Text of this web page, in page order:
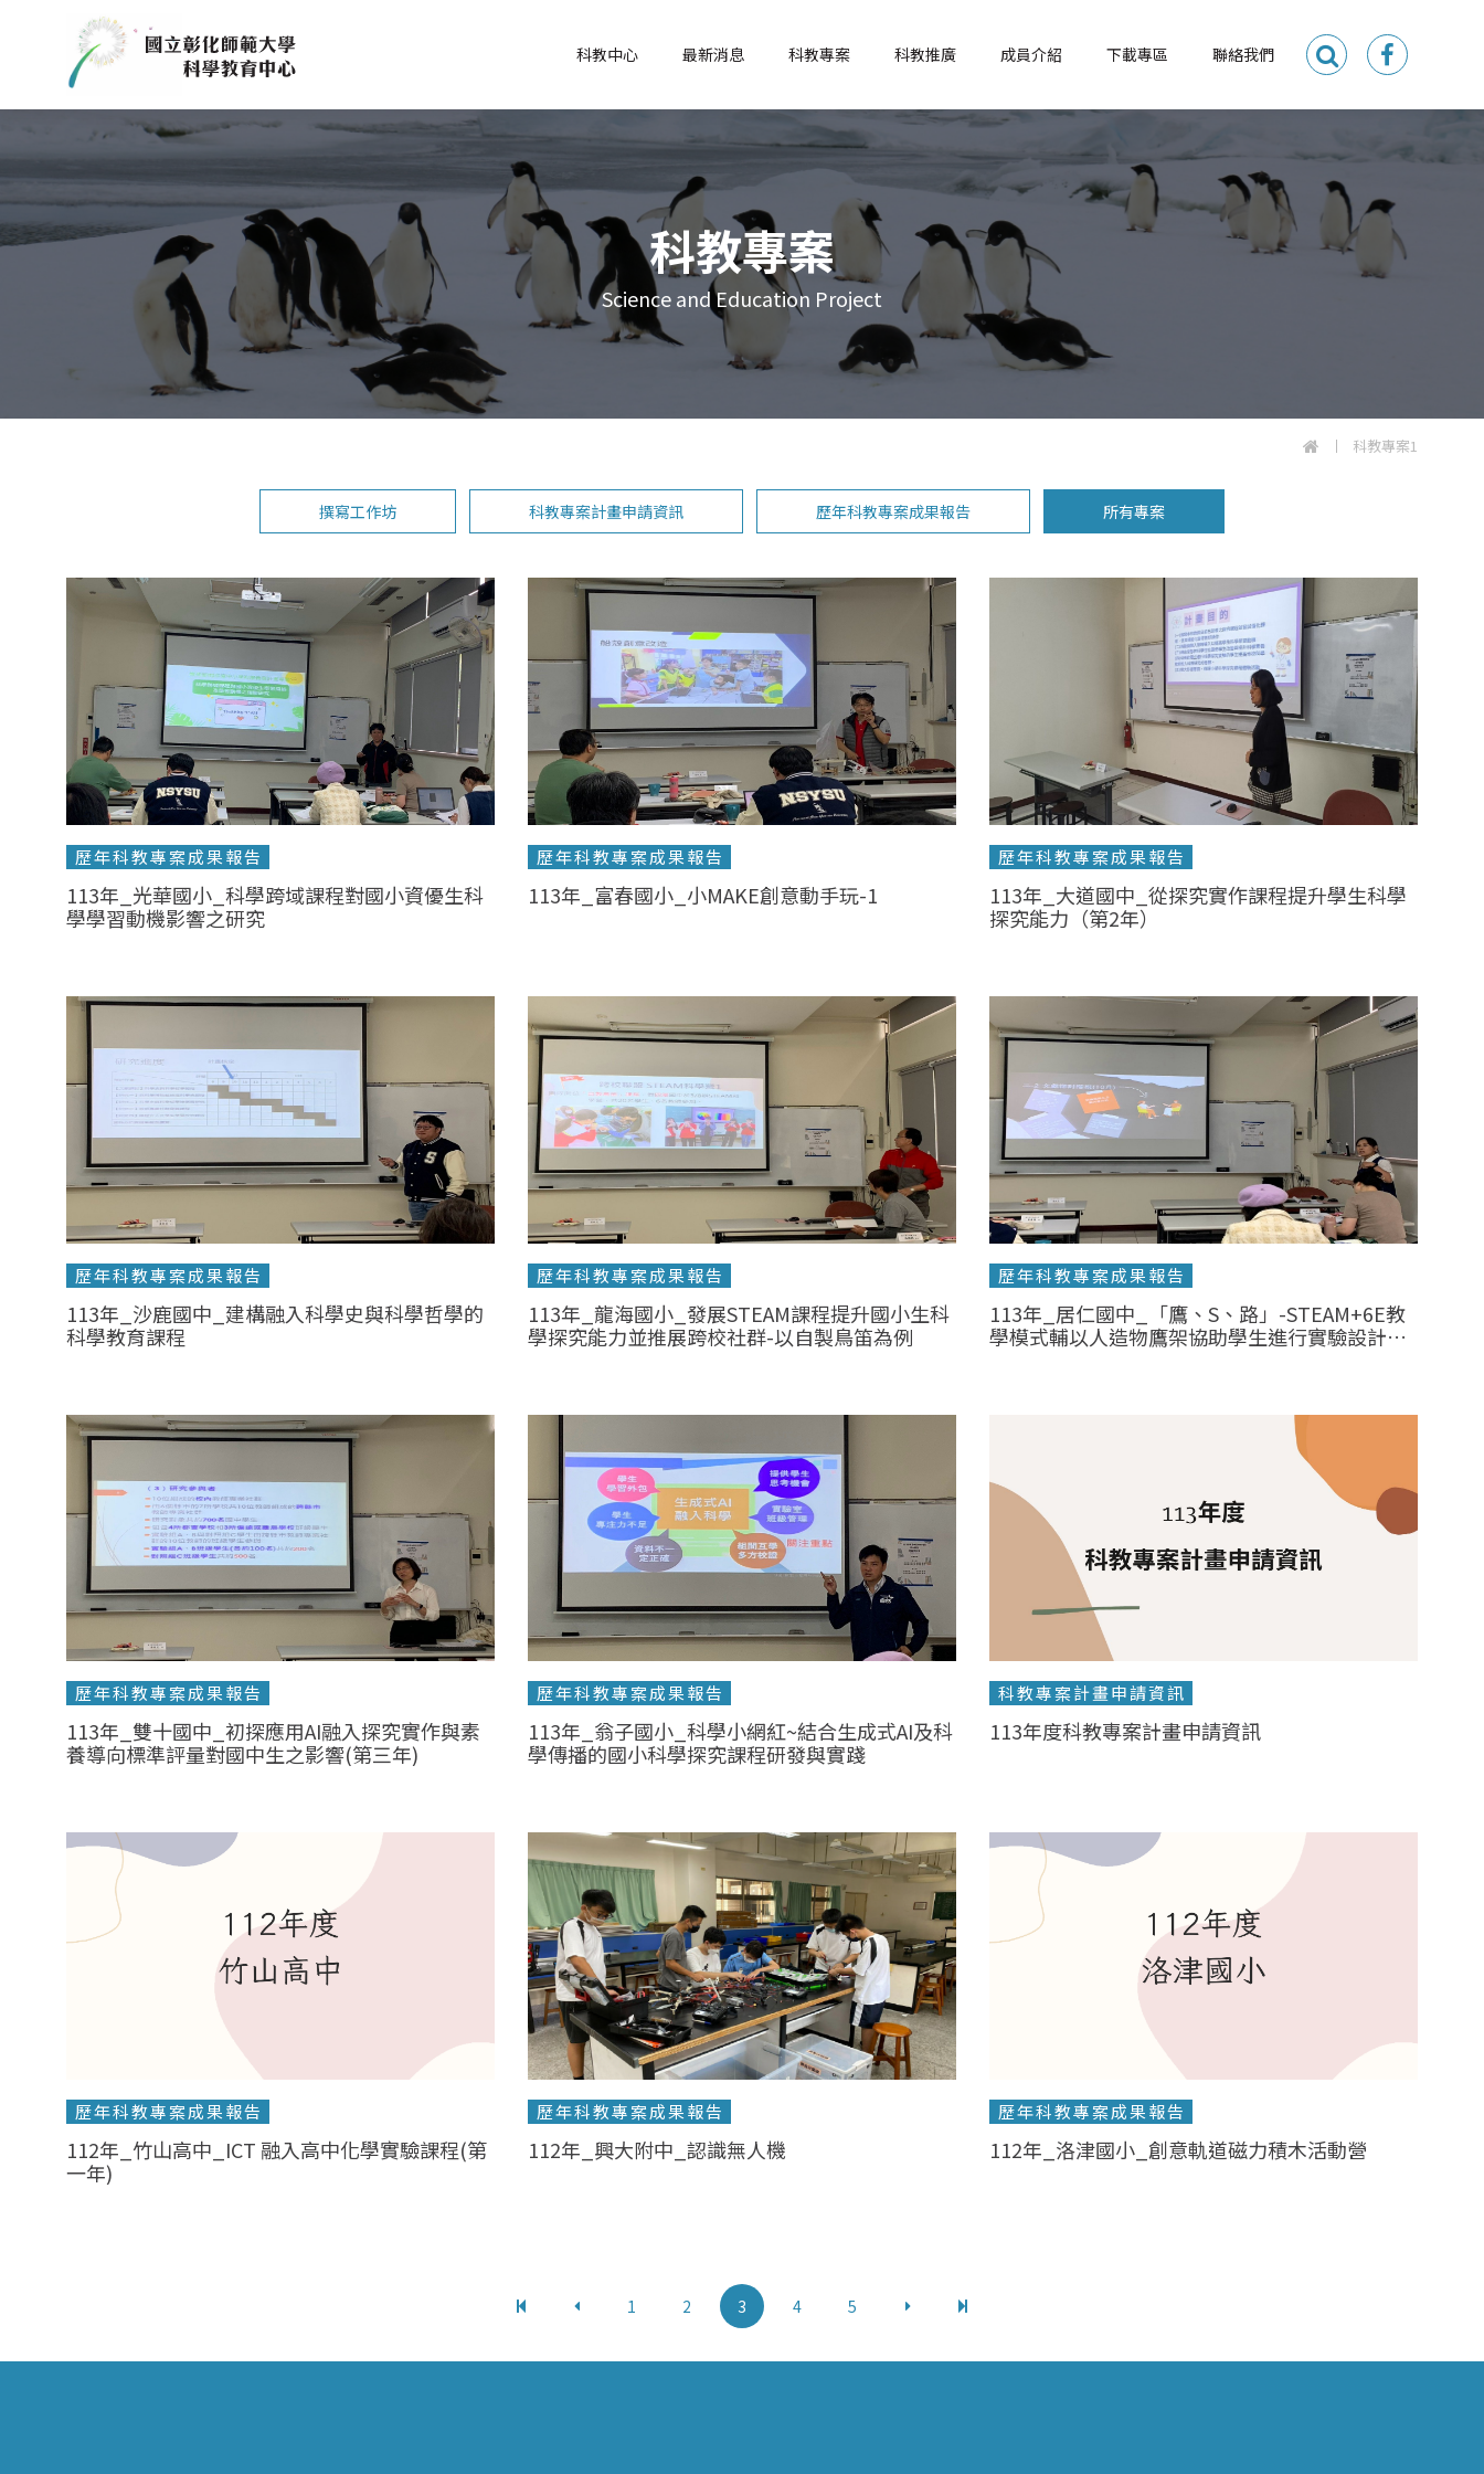
科教中心 最新消息 科教專案 科教推廣 成員介紹 下載專區 聯絡我們
科教專案
Science and Education Project
科教專案1
撰寫工作坊 科教專案計畫申請資訊 歷年科教專案成果報告 所有專案
歷年科教專案成果報告
113年_光華國小_科學跨域課程對國小資優生科
學學習動機影響之研究
歷年科教專案成果報告
113年_富春國小_小MAKE創意動手玩-1
歷年科教專案成果報告
113年_大道國中_從探究實作課程提升學生科學
探究能力（第2年）
歷年科教專案成果報告
113年_沙鹿國中_建構融入科學史與科學哲學的
科學教育課程
歷年科教專案成果報告
113年_龍海國小_發展STEAM課程提升國小生科
學探究能力並推展跨校社群-以自製鳥笛為例
歷年科教專案成果報告
113年_居仁國中_「鷹、S、路」-STEAM+6E教
學模式輔以人造物鷹架協助學生進行實驗設計活
歷年科教專案成果報告
113年_雙十國中_初探應用AI融入探究實作與素
養導向標準評量對國中生之影響(第三年)
歷年科教專案成果報告
113年_翁子國小_科學小網紅~結合生成式AI及科
學傳播的國小科學探究課程研發與實踐
科教專案計畫申請資訊
113年度科教專案計畫申請資訊
歷年科教專案成果報告
112年_竹山高中_ICT 融入高中化學實驗課程(第
一年)
歷年科教專案成果報告
112年_興大附中_認識無人機
歷年科教專案成果報告
112年_洛津國小_創意軌道磁力積木活動營
1 2 3 4 5